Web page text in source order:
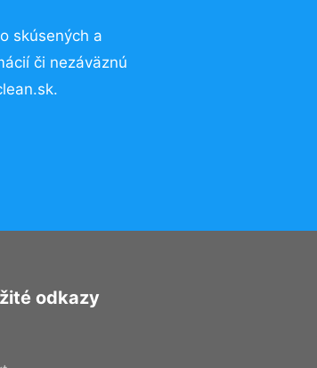
skúsených a
či nezáväznú
odkazy